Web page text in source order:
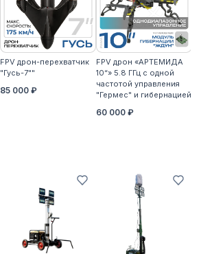
FPV дрон-перехватчик
"Гусь-7""
85 000 ₽
FPV дрон «АРТЕМИДА
10“» 5.8 ГГц с одной
частотой управления
"Гермес" и гибернацией
60 000 ₽